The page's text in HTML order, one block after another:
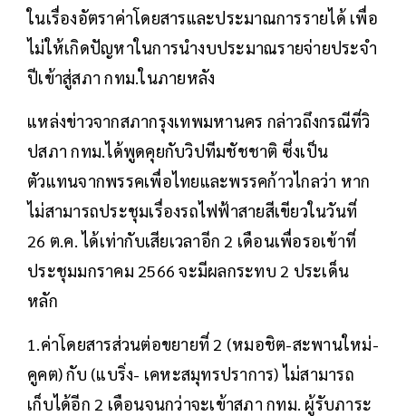
ในเรื่องอัตราค่าโดยสารและประมาณการรายได้ เพื่อ
ไม่ให้เกิดปัญหาในการนำงบประมาณรายจ่ายประจำ
ปีเข้าสู่สภา กทม.ในภายหลัง
แหล่งข่าวจากสภากรุงเทพมหานคร กล่าวถึงกรณีที่วิ
ปสภา กทม.ได้พูดคุยกับวิปทีมชัชชาติ ซึ่งเป็น
ตัวแทนจากพรรคเพื่อไทยและพรรคก้าวไกลว่า หาก
ไม่สามารถประชุมเรื่องรถไฟฟ้าสายสีเขียวในวันที่
26 ต.ค. ได้เท่ากับเสียเวลาอีก 2 เดือนเพื่อรอเข้าที่
ประชุมมกราคม 2566 จะมีผลกระทบ 2 ประเด็น
หลัก
1.ค่าโดยสารส่วนต่อขยายที่ 2 (หมอชิต-สะพานใหม่-
คูคต) กับ (แบริ่ง- เคหะสมุทรปราการ) ไม่สามารถ
เก็บได้อีก 2 เดือนจนกว่าจะเข้าสภา กทม. ผู้รับภาระ